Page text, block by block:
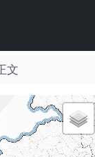
文